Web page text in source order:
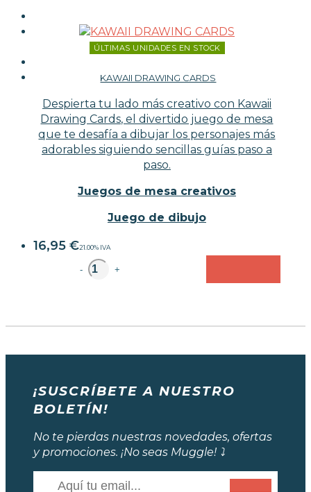
ÚLTIMAS UNIDADES EN STOCK
KAWAII DRAWING CARDS
Despierta tu lado más creativo con Kawaii
Drawing Cards, el divertido juego de mesa
que te desafía a dibujar los personajes más
adorables siguiendo sencillas guías paso a
paso.
Juegos de mesa creativos
Juego de dibujo
16,95 €21.00% IVA
- +
¡SUSCRÍBETE A NUESTRO
BOLETÍN!
No te pierdas nuestras novedades, ofertas
y promociones. ¡No seas Muggle! ⤵️